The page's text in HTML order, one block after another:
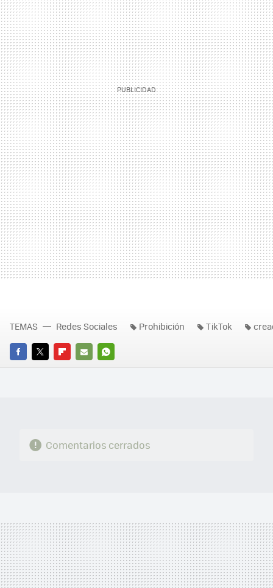
FACEBOOK
TWITTERFLIPBOARD
E-
WHATSAPP
TEMAS Redes Sociales Prohibición TikTok
Comentarios cerrados